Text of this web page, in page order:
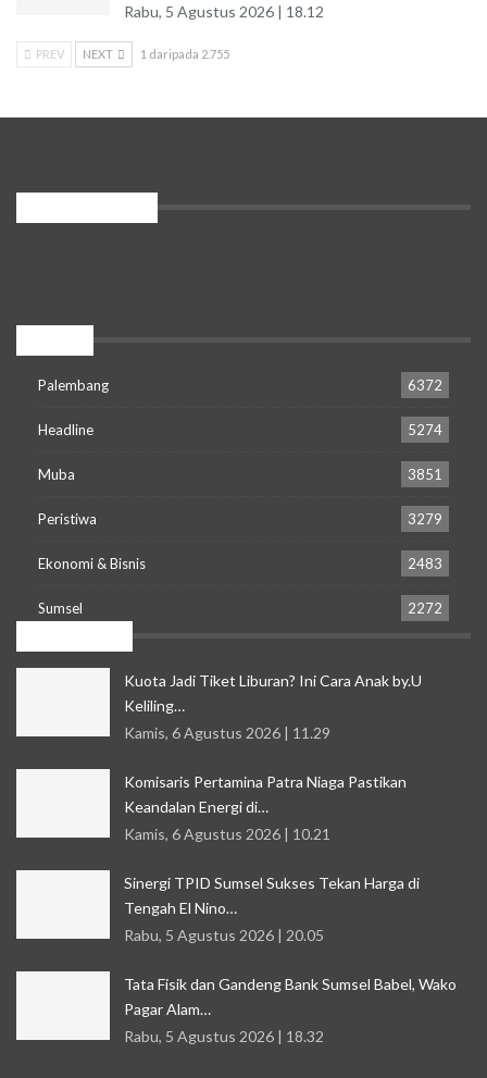
Rabu, 5 Agustus 2026 | 18.12
PREV NEXT 1 daripada 2.755
Palembang 6372
Headline 5274
Muba 3851
Peristiwa 3279
Ekonomi & Bisnis 2483
Sumsel 2272
Kuota Jadi Tiket Liburan? Ini Cara Anak by.U
Keliling…
Kamis, 6 Agustus 2026 | 11.29
Komisaris Pertamina Patra Niaga Pastikan
Keandalan Energi di…
Kamis, 6 Agustus 2026 | 10.21
Sinergi TPID Sumsel Sukses Tekan Harga di
Tengah El Nino…
Rabu, 5 Agustus 2026 | 20.05
Tata Fisik dan Gandeng Bank Sumsel Babel, Wako
Pagar Alam…
Rabu, 5 Agustus 2026 | 18.32